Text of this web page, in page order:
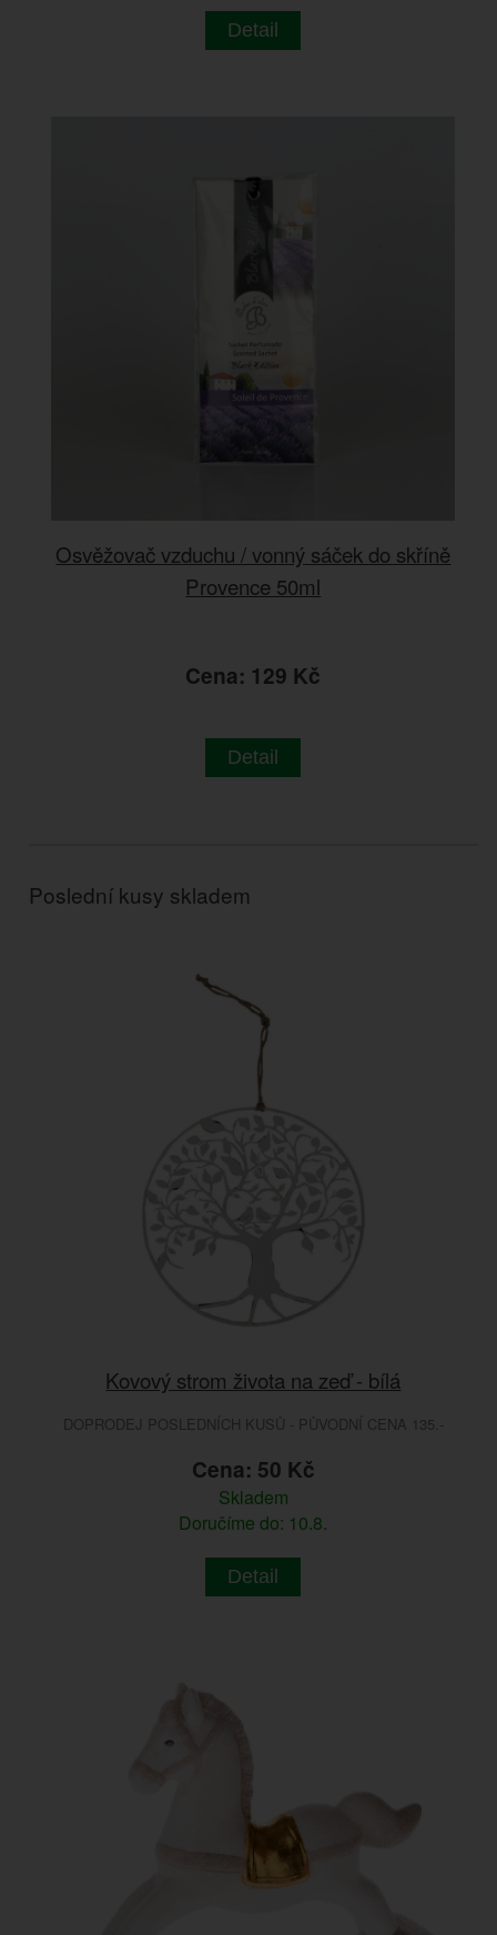
Detail
Osvěžovač vzduchu / vonný sáček do skříně
Provence 50ml
Cena: 129 Kč
Detail
Poslední kusy skladem
Kovový strom života na zeď - bílá
DOPRODEJ POSLEDNÍCH KUSŮ - PŮVODNÍ CENA 135.-
Cena: 50 Kč
Skladem
Doručíme do: 10.8.
Detail